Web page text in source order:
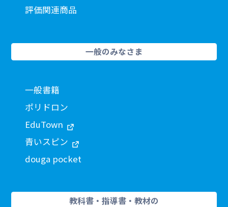
評価関連商品
一般のみなさま
一般書籍
ポリドロン
EduTown
青いスピン
douga pocket
教科書・指導書・教材の